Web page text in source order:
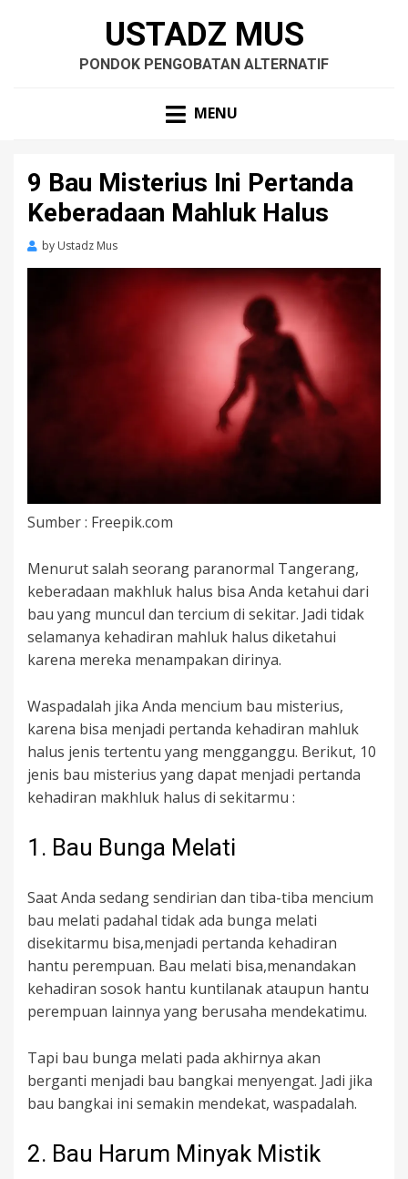
USTADZ MUS
PONDOK PENGOBATAN ALTERNATIF
MENU
9 Bau Misterius Ini Pertanda
Keberadaan Mahluk Halus
by Ustadz Mus
Sumber : Freepik.com
Menurut salah seorang paranormal Tangerang,
keberadaan makhluk halus bisa Anda ketahui dari
bau yang muncul dan tercium di sekitar. Jadi tidak
selamanya kehadiran mahluk halus diketahui
karena mereka menampakan dirinya.
Waspadalah jika Anda mencium bau misterius,
karena bisa menjadi pertanda kehadiran mahluk
halus jenis tertentu yang mengganggu. Berikut, 10
jenis bau misterius yang dapat menjadi pertanda
kehadiran makhluk halus di sekitarmu :
1. Bau Bunga Melati
Saat Anda sedang sendirian dan tiba-tiba mencium
bau melati padahal tidak ada bunga melati
disekitarmu bisa,menjadi pertanda kehadiran
hantu perempuan. Bau melati bisa,menandakan
kehadiran sosok hantu kuntilanak ataupun hantu
perempuan lainnya yang berusaha mendekatimu.
Tapi bau bunga melati pada akhirnya akan
berganti menjadi bau bangkai menyengat. Jadi jika
bau bangkai ini semakin mendekat, waspadalah.
2. Bau Harum Minyak Mistik